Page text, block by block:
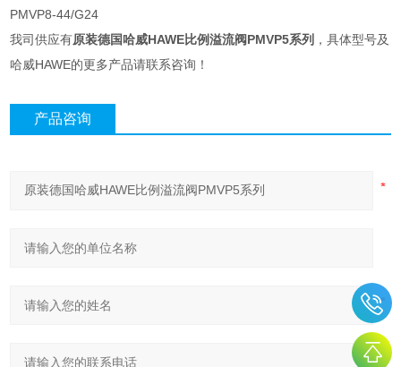
PMVP8-44/G24
我司供应有原装德国哈威HAWE比例溢流阀PMVP5系列 ，具体型号及
哈威HAWE的更多产品请联系咨询！
产品咨询